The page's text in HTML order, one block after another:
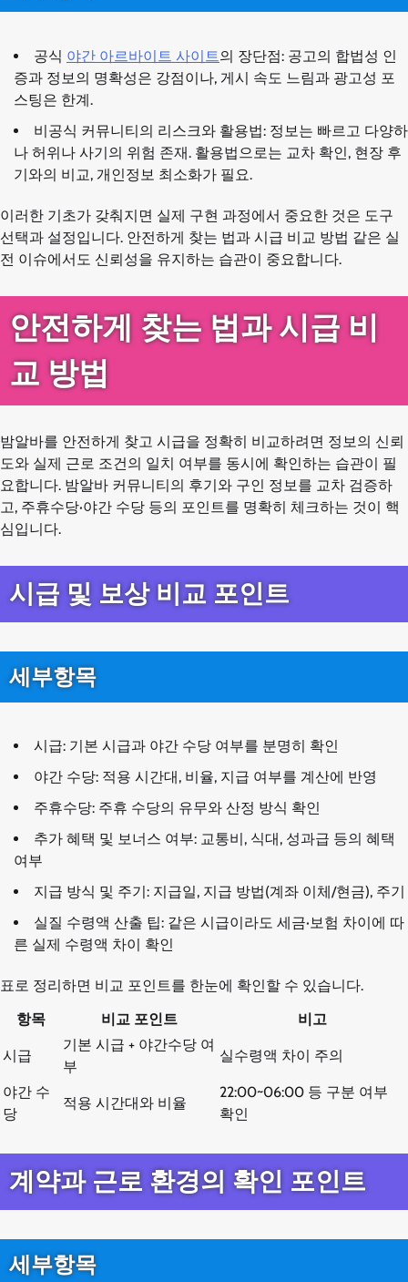
공식 야간 아르바이트 사이트의 장단점: 공고의 합법성 인
증과 정보의 명확성은 강점이나, 게시 속도 느림과 광고성 포
스팅은 한계.
비공식 커뮤니티의 리스크와 활용법: 정보는 빠르고 다양하
나 허위나 사기의 위험 존재. 활용법으로는 교차 확인, 현장 후
기와의 비교, 개인정보 최소화가 필요.
이러한 기초가 갖춰지면 실제 구현 과정에서 중요한 것은 도구
선택과 설정입니다. 안전하게 찾는 법과 시급 비교 방법 같은 실
전 이슈에서도 신뢰성을 유지하는 습관이 중요합니다.
안전하게 찾는 법과 시급 비
교 방법
밤알바를 안전하게 찾고 시급을 정확히 비교하려면 정보의 신뢰
도와 실제 근로 조건의 일치 여부를 동시에 확인하는 습관이 필
요합니다. 밤알바 커뮤니티의 후기와 구인 정보를 교차 검증하
고, 주휴수당·야간 수당 등의 포인트를 명확히 체크하는 것이 핵
심입니다.
시급 및 보상 비교 포인트
세부항목
시급: 기본 시급과 야간 수당 여부를 분명히 확인
야간 수당: 적용 시간대, 비율, 지급 여부를 계산에 반영
주휴수당: 주휴 수당의 유무와 산정 방식 확인
추가 혜택 및 보너스 여부: 교통비, 식대, 성과급 등의 혜택
여부
지급 방식 및 주기: 지급일, 지급 방법(계좌 이체/현금), 주기
실질 수령액 산출 팁: 같은 시급이라도 세금·보험 차이에 따
른 실제 수령액 차이 확인
표로 정리하면 비교 포인트를 한눈에 확인할 수 있습니다.
항목
비교 포인트 비고
시급
기본 시급 + 야간수당 여
부
실수령액 차이 주의
야간 수
당
적용 시간대와 비율
22:00~06:00 등 구분 여부
확인
계약과 근로 환경의 확인 포인트
세부항목